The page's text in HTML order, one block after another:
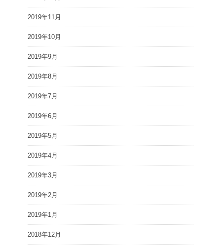
2019年11月
2019年10月
2019年9月
2019年8月
2019年7月
2019年6月
2019年5月
2019年4月
2019年3月
2019年2月
2019年1月
2018年12月